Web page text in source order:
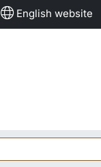
English website